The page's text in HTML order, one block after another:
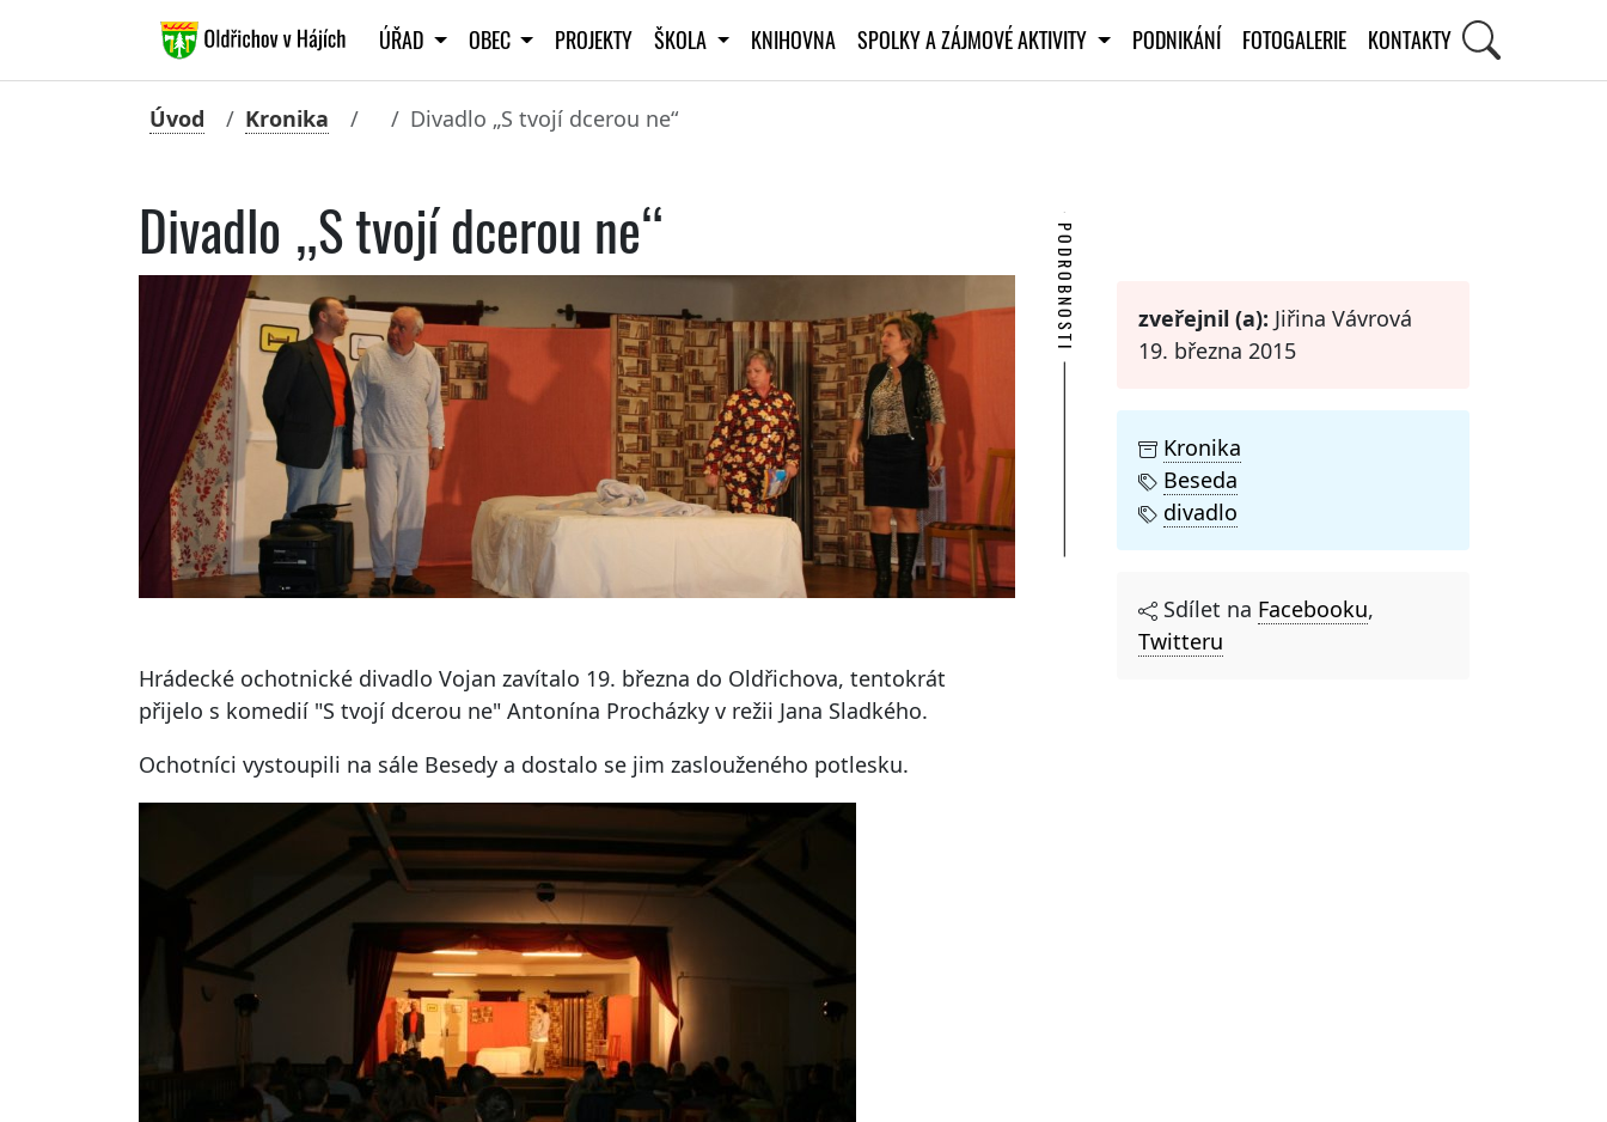
ÚŘAD OBEC PROJEKTY ŠKOLA KNIHOVNA SPOLKY A ZÁJMOVÉ AKTIVITY PODNIKÁNÍ FOTOGALERIE KONTAKTY
Úvod Kronika Divadlo „S tvojí dcerou ne“
Divadlo „S tvojí dcerou ne“
Hrádecké ochotnické divadlo Vojan zavítalo 19. března do Oldřichova, tentokrát
přijelo s komedií "S tvojí dcerou ne" Antonína Procházky v režii Jana Sladkého.
Ochotníci vystoupili na sále Besedy a dostalo se jim zaslouženého potlesku.
PODROBNOSTI zveřejnil (a): Jiřina Vávrová
19. března 2015
Kronika
Beseda
divadlo
Sdílet na Facebooku,
Twitteru